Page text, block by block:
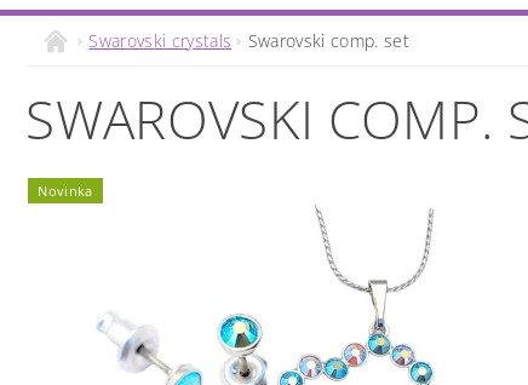
Swarovski crystals Swarovski comp. set
SWAROVSKI COMP.
Novinka